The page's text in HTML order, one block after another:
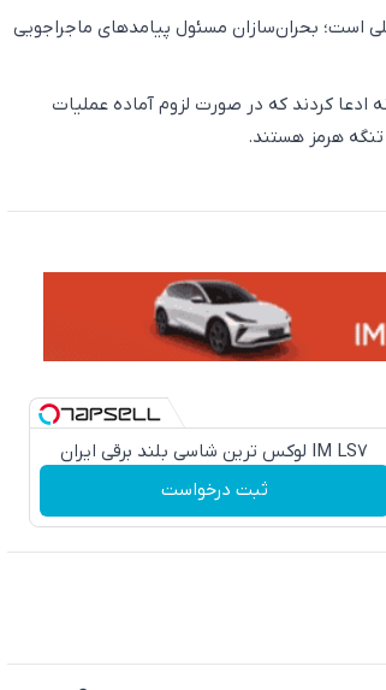
است؛ بحران‌سازان مسئول پیامدهای ماجراجویی
ادعا کردند که در صورت لزوم آماده عملیات
تنگه هرمز هستند.
IM LS7 لوکس ترین شاسی بلند برقی ایران
ثبت درخواست